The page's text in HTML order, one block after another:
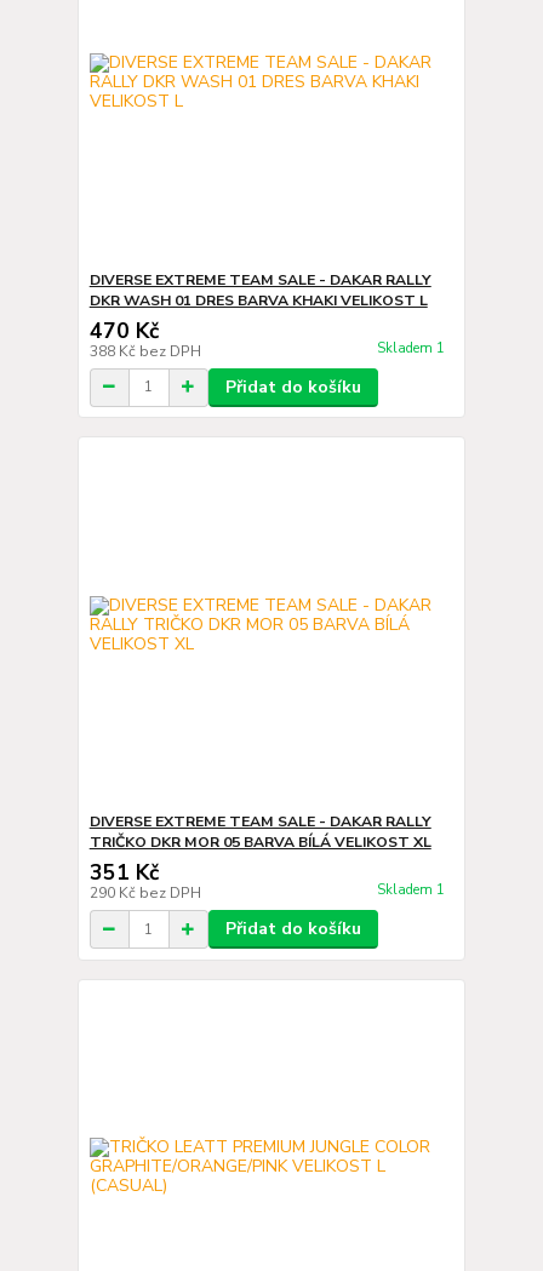
DIVERSE EXTREME TEAM SALE - DAKAR RALLY
DKR WASH 01 DRES BARVA KHAKI VELIKOST L
470 Kč
388 Kč bez DPH Skladem 1
Přidat do košíku
DIVERSE EXTREME TEAM SALE - DAKAR RALLY
TRIČKO DKR MOR 05 BARVA BÍLÁ VELIKOST XL
351 Kč
290 Kč bez DPH Skladem 1
Přidat do košíku